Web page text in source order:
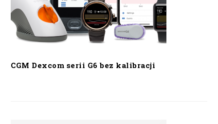
CGM Dexcom serii G6 bez kalibracji